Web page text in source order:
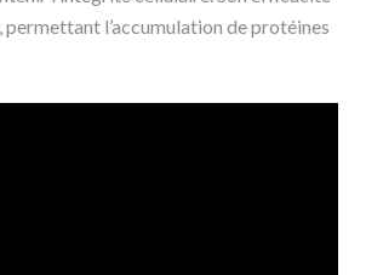
permettant l’accumulation de protéines